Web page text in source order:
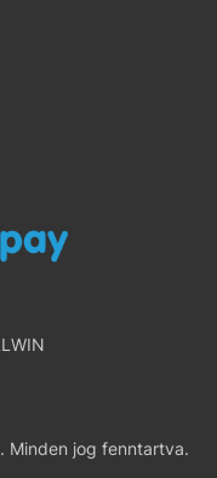
Minden jog fenntartva.